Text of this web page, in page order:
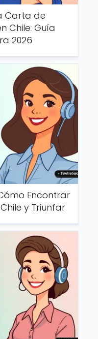
Carta de
Chile: Guía
2026
Encontrar
y Triunfar